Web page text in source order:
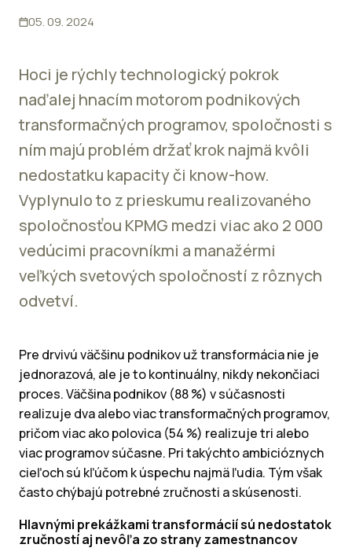
05. 09. 2024
Hoci je rýchly technologický pokrok
naďalej hnacím motorom podnikových
transformačných programov, spoločnosti s
ním majú problém držať krok najmä kvôli
nedostatku kapacity či know-how.
Vyplynulo to z prieskumu realizovaného
spoločnosťou KPMG medzi viac ako 2 000
vedúcimi pracovníkmi a manažérmi
veľkých svetových spoločností z rôznych
odvetví.
Pre drvivú väčšinu podnikov už transformácia nie je
jednorazová, ale je to kontinuálny, nikdy nekončiaci
proces. Väčšina podnikov (88 %) v súčasnosti
realizuje dva alebo viac transformačných programov,
pričom viac ako polovica (54 %) realizuje tri alebo
viac programov súčasne. Pri takýchto ambicióznych
cieľoch sú kľúčom k úspechu najmä ľudia. Tým však
často chýbajú potrebné zručnosti a skúsenosti.
Hlavnými prekážkami transformácií sú nedostatok
zručností aj nevôľa zo strany zamestnancov